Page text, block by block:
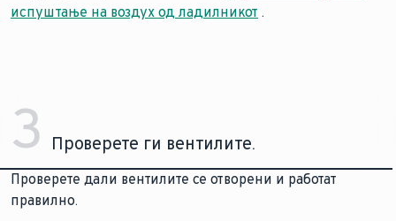
испуштање на воздух од ладилникот .
3 Проверете ги вентилите.
Проверете дали вентилите се отворени и работат
правилно.